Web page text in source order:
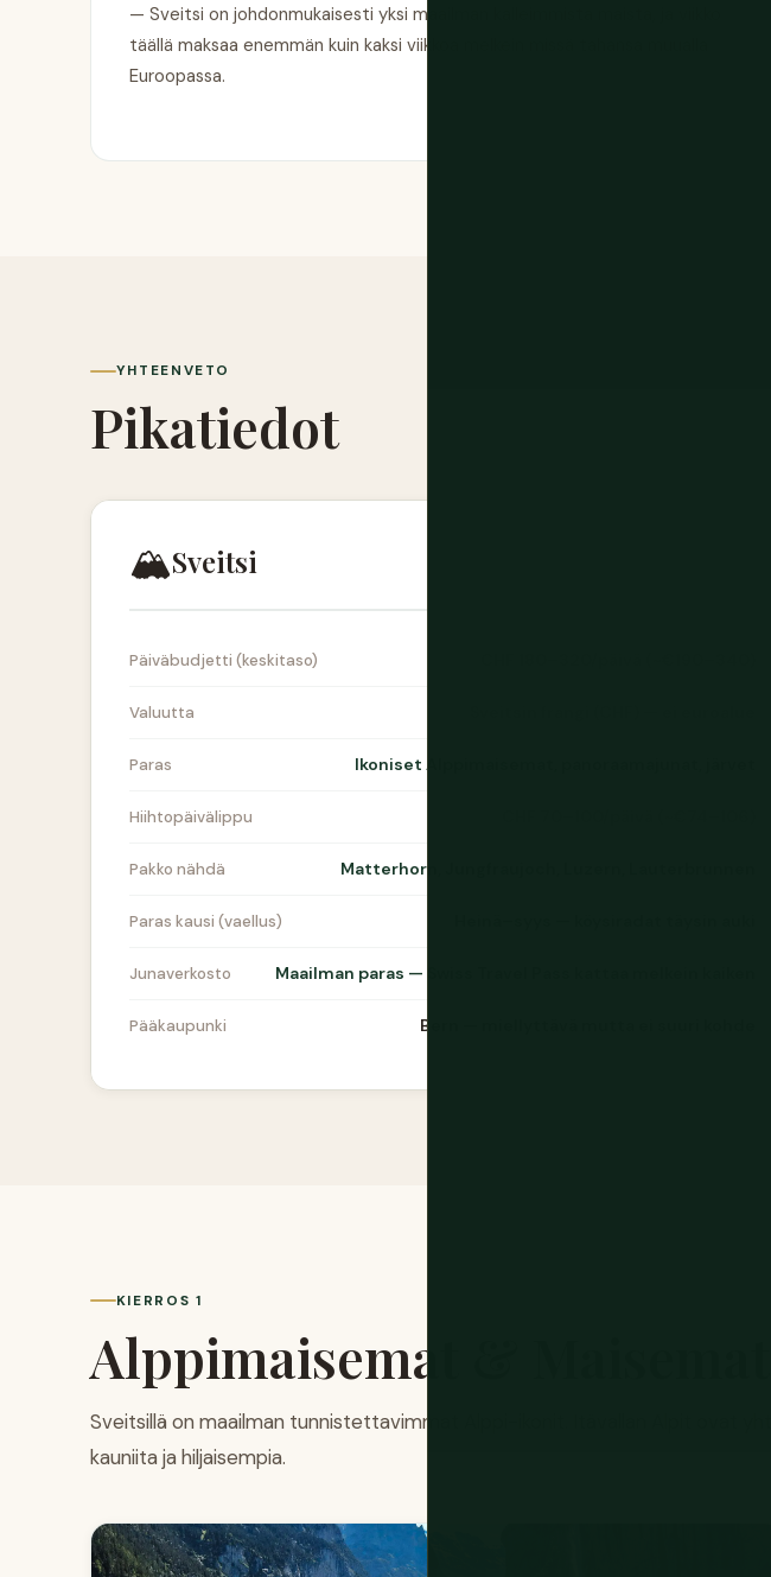
— Sveitsi on johdonmukaisesti yksi maailman kalleimmista maista, ja viikko
täällä maksaa enemmän kuin kaksi viikkoa melkein missä tahansa muualla
Euroopassa.
YHTEENVETO
Pikatiedot
🏔️Sveitsi
Päiväbudjetti (keskitaso)
Valuutta
Paras Ikoniset Alppimaisemat, panoraamajunat, järvet
Hiihtopäivälippu
Pakko nähdä Matterhorn, Jungfraujoch, Luzern, Lauterbrunnen
Paras kausi (vaellus)
Junaverkosto Maailman paras — Swiss Travel Pass kattaa melkein kaiken
Pääkaupunki Bern — miellyttävä mutta ei suuri kohde
KIERROS 1
Alppimaisemat & Maisemat
Sveitsillä on maailman tunnistettavimmat Alppi-ikonit. Itävallan Alpit ovat yhtä
kauniita ja hiljaisempia.